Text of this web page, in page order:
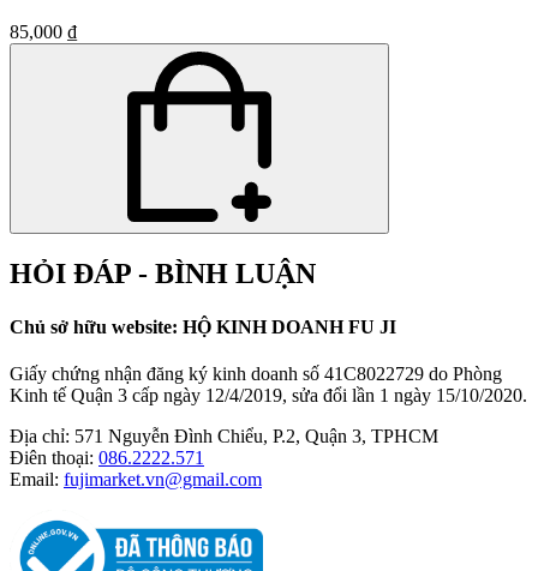
85,000 ₫
HỎI ĐÁP - BÌNH LUẬN
Chủ sở hữu website: HỘ KINH DOANH FU JI
Giấy chứng nhận đăng ký kinh doanh số 41C8022729 do Phòng
Kinh tế Quận 3 cấp ngày 12/4/2019, sửa đổi lần 1 ngày 15/10/2020.
Địa chỉ: 571 Nguyễn Đình Chiểu, P.2, Quận 3, TPHCM
Điên thoại: 086.2222.571
Email: fujimarket.vn@gmail.com